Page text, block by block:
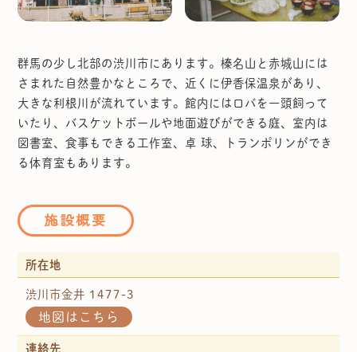
群馬の少し北部の渋川市にあります。榛名山と赤城山には
さまれた自然豊かなところで、近くに伊香保温泉があり、
大きな利根川が流れています。館内にはロバを一頭飼って
いたり、バスケットボールや地面遊びができる庭、室内は
図書室、食事もできる工作室、卓 球、トランポリンができ
る体育室もあります。
施設概要
所在地
渋川市金井 1477-3
地図はこちら
連絡先